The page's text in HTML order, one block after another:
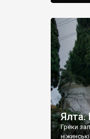
Ялта.
Греки